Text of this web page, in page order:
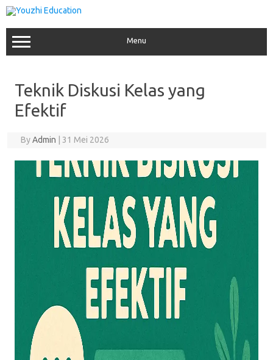
Skip
to
content
Menu
Teknik Diskusi Kelas yang
Efektif
ByAdmin 31 Mei 2026